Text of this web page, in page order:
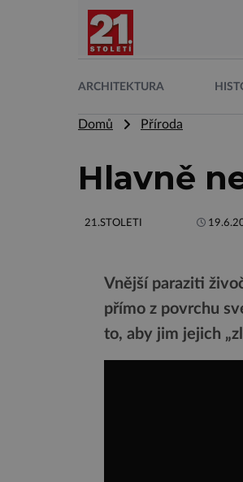
ARCHITEKTURA
Domů Příroda
Hlavně
21.STOLETI
Vnější paraziti
přímo z povrchu
to, aby jim jejich